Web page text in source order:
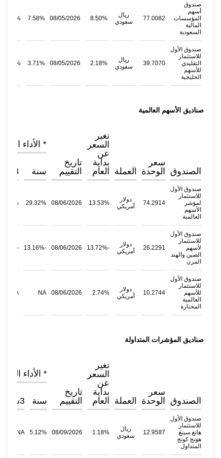
صندوق
أسهم
المؤسسات
المالية
السعودية
77.0082
ريال
سعودي
8.50%
08/05/2026
7.58%
12.33%
صندوق الأول
للاستثمار
التقليدي
للأسهم
الخليجية
39.7070
ريال
سعودي
2.18%
08/05/2026
3.71%
58.49%
صناديق الأسهم العالمية
الصندوق
سعر
الوحدة العملة
تغير
السعر
عن
بداية
العام
تاريخ
التقييم
* الأداء
سنة 3سنوات
صندوق الأول
للاستثمار
لمؤشر
الأسهم
العالمية
74.2914
دولار
أمريكي
13.53%
08/06/2026
29.32%
صندوق الأول
للاستثمار
لأسهم
الصين والهند
المرن
26.2291
دولار
أمريكي
-13.72%
08/06/2026
-13.16%
-6.84%
صندوق الأول
للاستثمار
للأسهم
العالمية
المختارة
10.2744
دولار
أمريكي
2.74%
08/06/2026
NA
NA
صناديق المؤشرات المتداولة
الصندوق
سعر
الوحدة العملة
تغير
السعر
عن
بداية
العام
تاريخ
التقييم
* الأداء
سنة 3سنوات
صندوق الأول
للاستثمار
هانغ سينغ
هونج كونج
المتداول
12.9587
ريال
سعودي
1.18%
08/09/2026
5.12%
NA